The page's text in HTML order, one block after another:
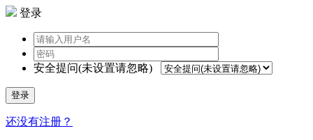
登录
安全提问(未设置请忽略)
登录
还没有注册？